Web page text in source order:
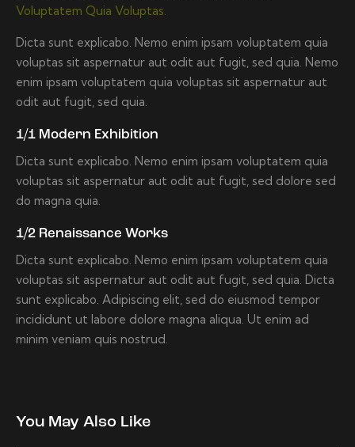
Voluptatem Quia Voluptas.
Dicta sunt explicabo. Nemo enim ipsam voluptatem quia
voluptas sit aspernatur aut odit aut fugit, sed quia. Nemo
enim ipsam voluptatem quia voluptas sit aspernatur aut
odit aut fugit, sed quia.
1/1 Modern Exhibition
Dicta sunt explicabo. Nemo enim ipsam voluptatem quia
voluptas sit aspernatur aut odit aut fugit, sed dolore sed
do magna quia.
1/2 Renaissance Works
Dicta sunt explicabo. Nemo enim ipsam voluptatem quia
voluptas sit aspernatur aut odit aut fugit, sed quia. Dicta
sunt explicabo. Adipiscing elit, sed do eiusmod tempor
incididunt ut labore dolore magna aliqua. Ut enim ad
minim veniam quis nostrud.
You May Also Like